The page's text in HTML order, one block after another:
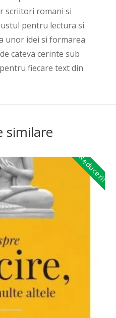
scriitori romani si
pentru lectura si
unor idei si formarea
cateva cerinte sub
fiecare text din
similare
Reduceri!